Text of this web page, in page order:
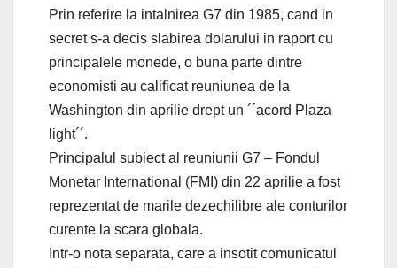
Prin referire la intalnirea G7 din 1985, cand in
secret s-a decis slabirea dolarului in raport cu
principalele monede, o buna parte dintre
economisti au calificat reuniunea de la
Washington din aprilie drept un ´´acord Plaza
light´´.
Principalul subiect al reuniunii G7 – Fondul
Monetar International (FMI) din 22 aprilie a fost
reprezentat de marile dezechilibre ale conturilor
curente la scara globala.
Intr-o nota separata, care a insotit comunicatul